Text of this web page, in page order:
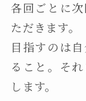
各回ごとに
ただきます。
目指すのは
ること。そ
します。